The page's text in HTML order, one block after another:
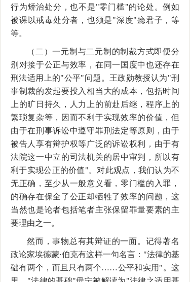
行为矫治处分，也不是"零门槛"的论处。例如
被课以戒毒处分者，也须是"深度"瘾君子，等
等。
（二）一元制与二元制的制裁方式即便分
别对接于公正与效率，在同一国度中也还存在
刑法适用上的"公平"问题。王政勋教授认为"刑
事制裁的发起要投入相当大的成本，包括时间
上的旷日持久，人力上的前赴后继，程序上的
繁琐复杂等，因而不利于实现效率的价值，但
由于在刑事诉讼中遵守罪刑法定等原则，由于
被告人享有辩护权等广泛的诉讼权利，由于有
法院这一中立的司法机关的居中审判，所以有
利于实现公正的价值"。对此观点，我们认为不
无正确，至少从一般意义看，零门槛的入罪，
的确存在保全了公正却牺牲了效率的问题，这
当然也是论者包括笔者主张保留罪量要素的主
要理由之一。
然而，事物总有其辩证的一面。记得著名
政论家埃德蒙·伯克有这样一句名言："法律的基
础有两个，而且只有两个……公平和实用"。这